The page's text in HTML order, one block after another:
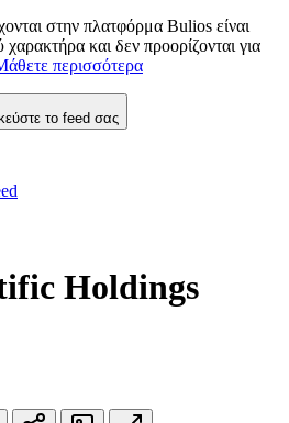
στην πλατφόρμα Bulios είναι
και δεν προορίζονται για
περισσότερα
το feed σας
Holdings